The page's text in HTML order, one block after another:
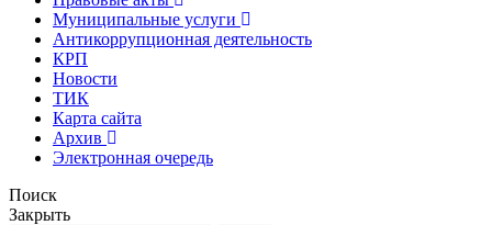
Муниципальные услуги
Антикоррупционная деятельность
КРП
Новости
ТИК
Карта сайта
Архив
Электронная очередь
Поиск
Закрыть